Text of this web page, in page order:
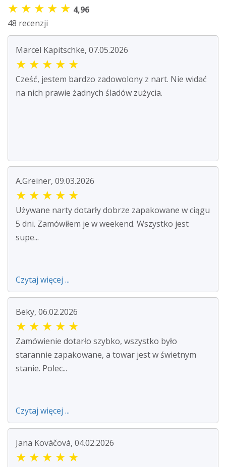
★ ★ ★ ★ ★ 4,96
48 recenzji
Marcel Kapitschke, 07.05.2026
★ ★ ★ ★ ★
Cześć, jestem bardzo zadowolony z nart. Nie widać
na nich prawie żadnych śladów zużycia.
A.Greiner, 09.03.2026
★ ★ ★ ★ ★
Używane narty dotarły dobrze zapakowane w ciągu
5 dni. Zamówiłem je w weekend. Wszystko jest
supe...
Czytaj więcej ...
Beky, 06.02.2026
★ ★ ★ ★ ★
Zamówienie dotarło szybko, wszystko było
starannie zapakowane, a towar jest w świetnym
stanie. Polec...
Czytaj więcej ...
Jana Kováčová, 04.02.2026
★ ★ ★ ★ ★